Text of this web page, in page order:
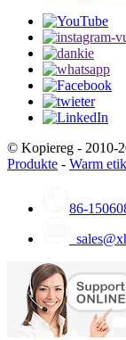
© Kopiereg - 2010-
Produkte - Warm
86-